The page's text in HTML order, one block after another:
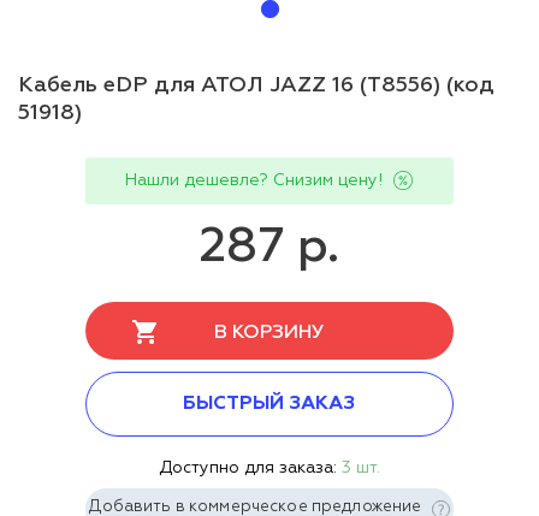
Кабель eDP для АТОЛ JAZZ 16 (T8556) (код
51918)
Нашли дешевле? Снизим цену!
287 р.
В КОРЗИНУ
БЫСТРЫЙ ЗАКАЗ
Доступно для заказа: 3 шт.
Добавить в коммерческое предложение